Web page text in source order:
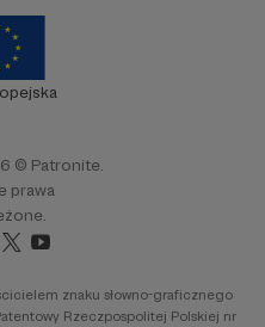
© Patronite.
prawa
znaku słowno-graficznego
Rzeczpospolitej Polskiej nr